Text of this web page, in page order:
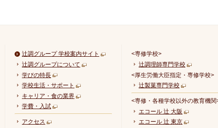
辻調グループ 学校案内サイト
辻調グループについて
学びの特長
学校生活・サポート
キャリア・食の業界
学費・入試
アクセス
<専修学校>
辻調理師専門学校
<厚生労働大臣指定・専修学校>
辻製菓専門学校
<専修・各種学校以外の教育機関
エコール 辻 大阪
エコール 辻 東京